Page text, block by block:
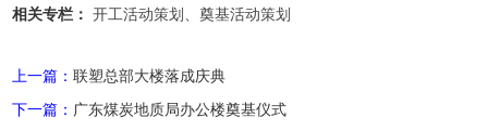
相关专栏： 开工活动策划、奠基活动策划
上一篇：联塑总部大楼落成庆典
下一篇： 广东煤炭地质局办公楼奠基仪式